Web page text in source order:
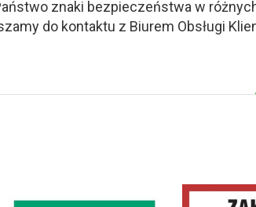
znaki bezpieczeństwa w
do kontaktu z Biurem Obsługi